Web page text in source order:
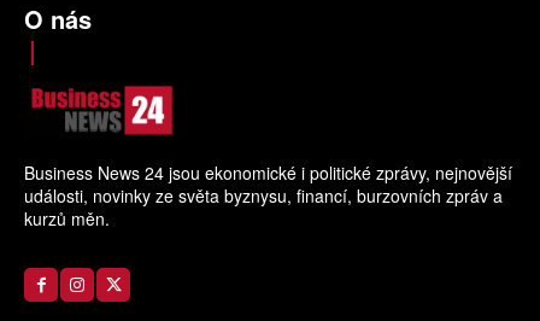
O nás
Business News 24 jsou ekonomické i politické zprávy, nejnovější
události, novinky ze světa byznysu, financí, burzovních zpráv a
kurzů měn.